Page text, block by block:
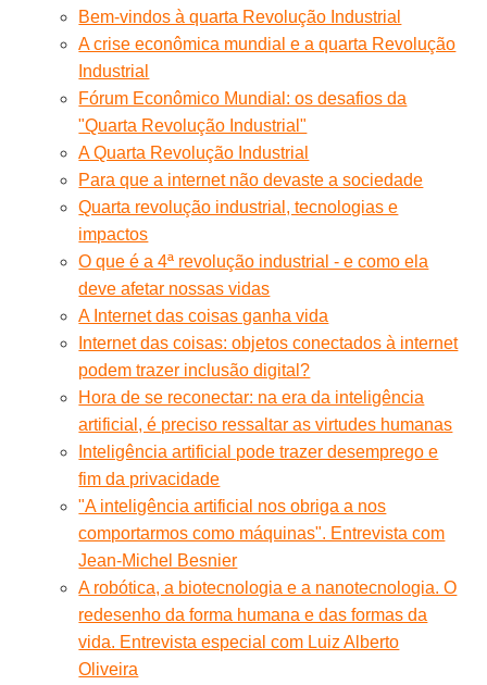
Bem-vindos à quarta Revolução Industrial
A crise econômica mundial e a quarta Revolução
Industrial
Fórum Econômico Mundial: os desafios da
"Quarta Revolução Industrial"
A Quarta Revolução Industrial
Para que a internet não devaste a sociedade
Quarta revolução industrial, tecnologias e
impactos
O que é a 4ª revolução industrial - e como ela
deve afetar nossas vidas
A Internet das coisas ganha vida
Internet das coisas: objetos conectados à internet
podem trazer inclusão digital?
Hora de se reconectar: na era da inteligência
artificial, é preciso ressaltar as virtudes humanas
Inteligência artificial pode trazer desemprego e
fim da privacidade
"A inteligência artificial nos obriga a nos
comportarmos como máquinas". Entrevista com
Jean-Michel Besnier
A robótica, a biotecnologia e a nanotecnologia. O
redesenho da forma humana e das formas da
vida. Entrevista especial com Luiz Alberto
Oliveira